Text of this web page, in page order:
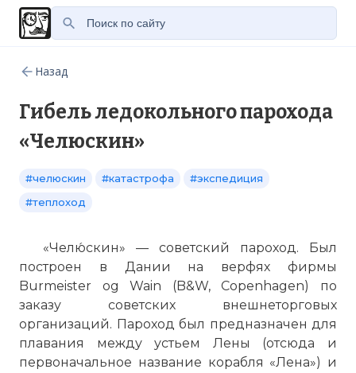
Назад
Гибель ледокольного парохода
«Челюскин»
#челюскин #катастрофа
#экспедиция
#теплоход
«Челю́скин» — советский пароход. Был
построен в Дании на верфях фирмы
Burmeister og Wain (B&W, Copenhagen) по
заказу советских внешнеторговых
организаций. Пароход был предназначен для
плавания между устьем Лены (отсюда и
первоначальное название корабля «Лена») и